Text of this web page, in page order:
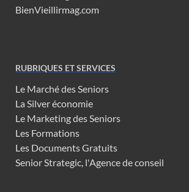
BienVieillirmag.com
RUBRIQUES ET SERVICES
Le Marché des Seniors
La Silver économie
Le Marketing des Seniors
Les Formations
Les Documents Gratuits
Senior Strategic, l'Agence de conseil